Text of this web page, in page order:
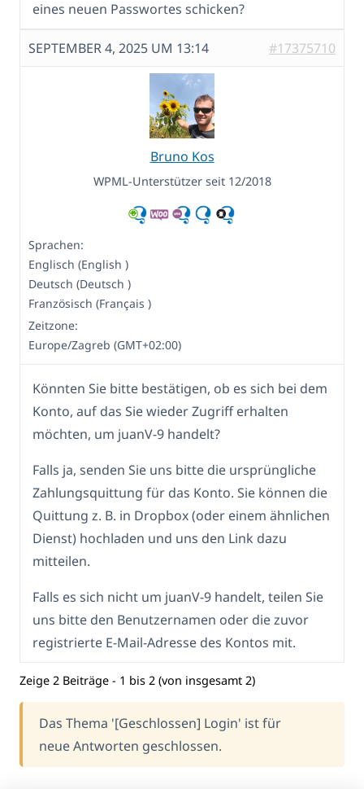
eines neuen Passwortes schicken?
SEPTEMBER 4, 2025 UM 13:14 #17375710
Bruno Kos
WPML-Unterstützer seit 12/2018
Sprachen:
Englisch (English )
Deutsch (Deutsch )
Französisch (Français )
Zeitzone:
Europe/Zagreb (GMT+02:00)
Könnten Sie bitte bestätigen, ob es sich bei dem
Konto, auf das Sie wieder Zugriff erhalten
möchten, um juanV-9 handelt?
Falls ja, senden Sie uns bitte die ursprüngliche
Zahlungsquittung für das Konto. Sie können die
Quittung z. B. in Dropbox (oder einem ähnlichen
Dienst) hochladen und uns den Link dazu
mitteilen.
Falls es sich nicht um juanV-9 handelt, teilen Sie
uns bitte den Benutzernamen oder die zuvor
registrierte E-Mail-Adresse des Kontos mit.
Zeige 2 Beiträge - 1 bis 2 (von insgesamt 2)
Das Thema '[Geschlossen] Login' ist für
neue Antworten geschlossen.